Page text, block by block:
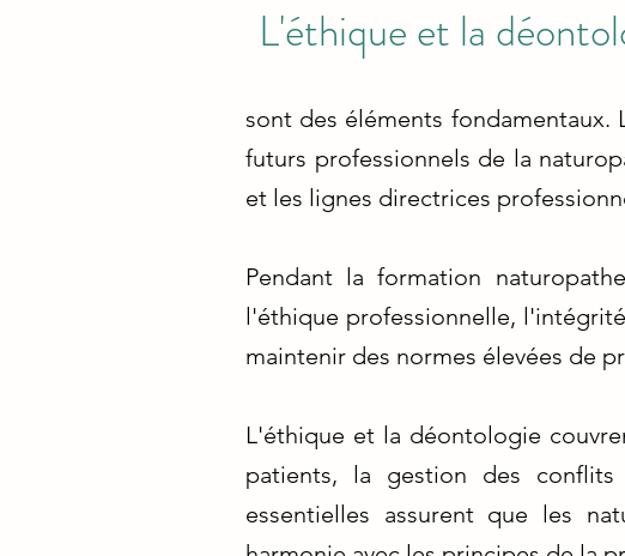
L'éthique et la
sont des éléments
futurs professionnels de la
et les lignes directrices
Pendant la formation
l'éthique professionnelle,
maintenir des normes élevées de
L'éthique et la déontologie
patients, la gestion des
essentielles assurent que les